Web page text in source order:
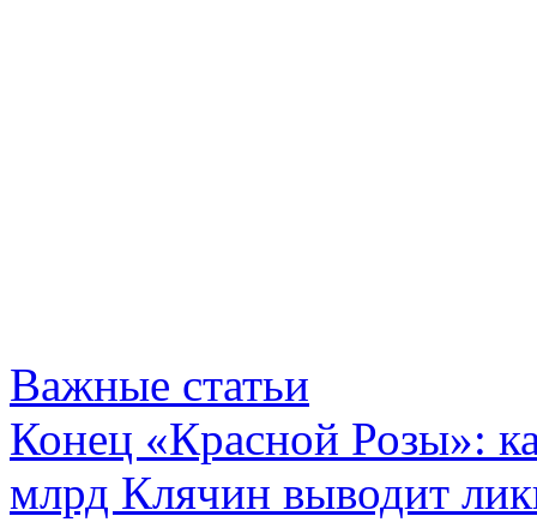
Важные статьи
Конец «Красной Розы»:
млрд Клячин выводит